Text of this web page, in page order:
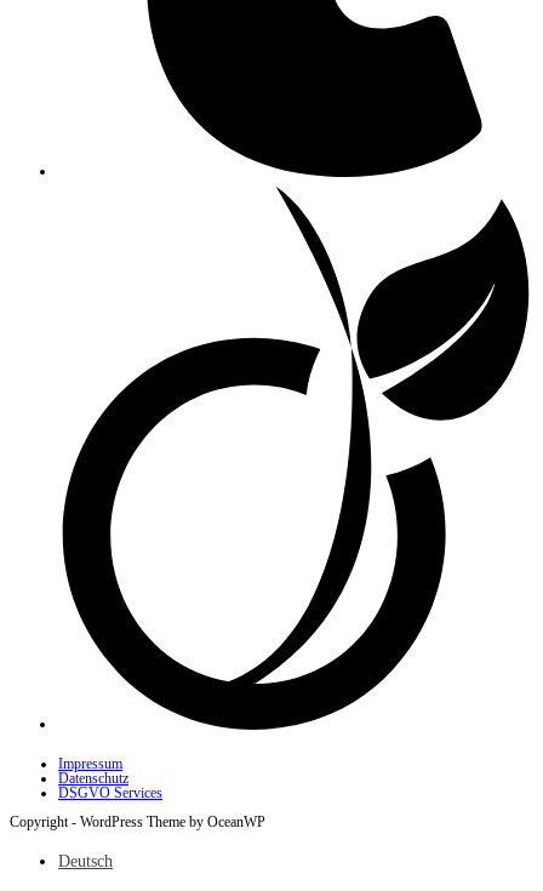
Impressum
Datenschutz
DSGVO Services
Copyright - WordPress Theme by OceanWP
Deutsch